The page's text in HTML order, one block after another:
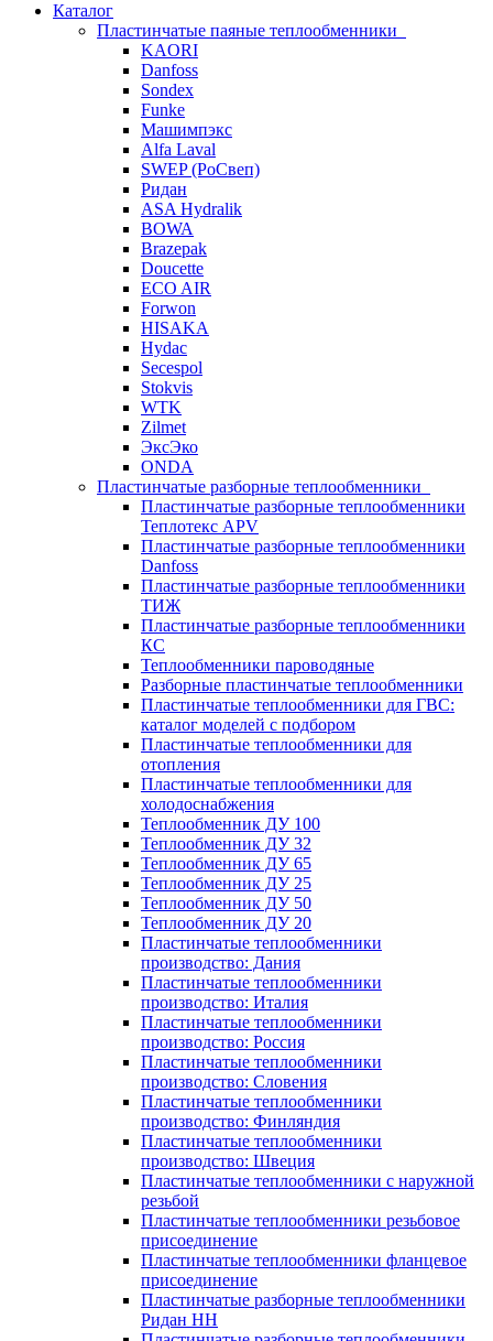
Каталог
Пластинчатые паяные теплообменники
KAORI
Danfoss
Sondex
Funke
Машимпэкс
Alfa Laval
SWEP (РоСвеп)
Ридан
ASA Hydralik
BOWA
Brazepak
Doucette
ECO AIR
Forwon
HISAKA
Hydac
Secespol
Stokvis
WTK
Zilmet
ЭксЭко
ONDA
Пластинчатые разборные теплообменники
Пластинчатые разборные теплообменники
Теплотекс APV
Пластинчатые разборные теплообменники
Danfoss
Пластинчатые разборные теплообменники
ТИЖ
Пластинчатые разборные теплообменники
КC
Теплообменники пароводяные
Разборные пластинчатые теплообменники
Пластинчатые теплообменники для ГВС:
каталог моделей с подбором
Пластинчатые теплообменники для
отопления
Пластинчатые теплообменники для
холодоснабжения
Теплообменник ДУ 100
Теплообменник ДУ 32
Теплообменник ДУ 65
Теплообменник ДУ 25
Теплообменник ДУ 50
Теплообменник ДУ 20
Пластинчатые теплообменники
производство: Дания
Пластинчатые теплообменники
производство: Италия
Пластинчатые теплообменники
производство: Россия
Пластинчатые теплообменники
производство: Словения
Пластинчатые теплообменники
производство: Финляндия
Пластинчатые теплообменники
производство: Швеция
Пластинчатые теплообменники с наружной
резьбой
Пластинчатые теплообменники резьбовое
присоединение
Пластинчатые теплообменники фланцевое
присоединение
Пластинчатые разборные теплообменники
Ридан НН